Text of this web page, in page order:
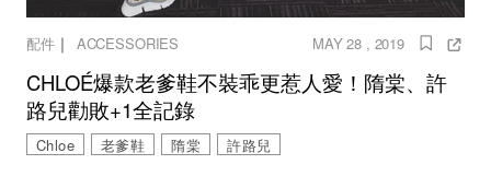
配件｜ ACCESSORIES MAY 28 , 2019
CHLOÉ爆款老爹鞋不裝乖更惹人愛！隋棠、許
路兒勸敗+1全記錄
Chloe 老爹鞋 隋棠 許路兒